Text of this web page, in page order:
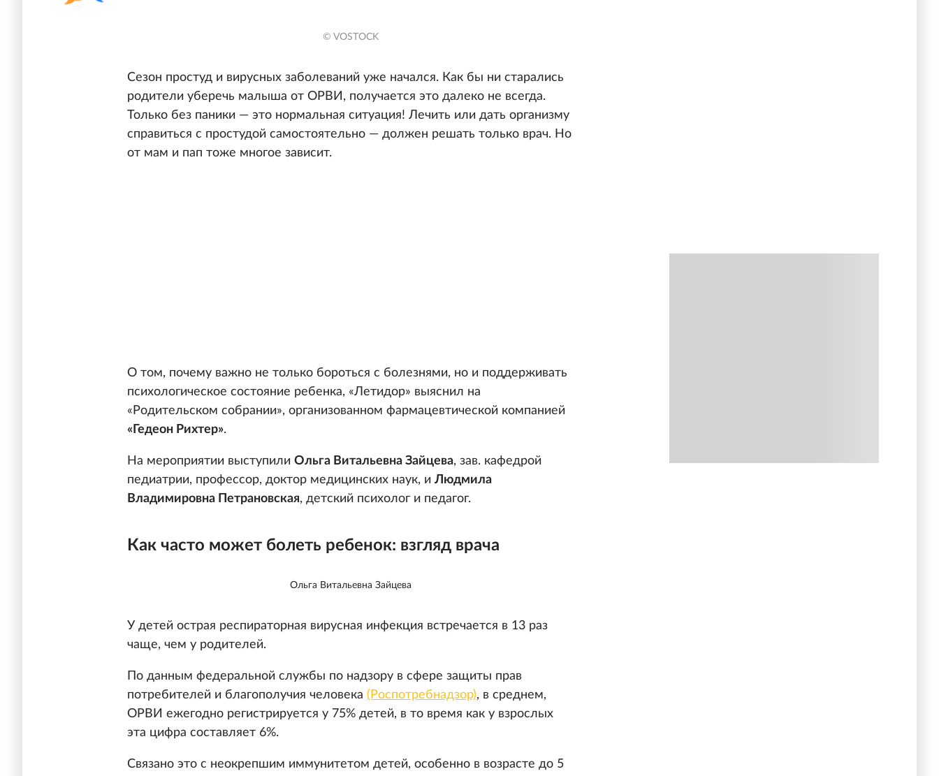
© VOSTOCK
Сезон простуд и вирусных заболеваний уже начался. Как бы ни старались
родители уберечь малыша от ОРВИ, получается это далеко не всегда.
Только без паники — это нормальная ситуация! Лечить или дать организму
справиться с простудой самостоятельно — должен решать только врач. Но
от мам и пап тоже многое зависит.
О том, почему важно не только бороться с болезнями, но и поддерживать
психологическое состояние ребенка, «Летидор» выяснил на
«Родительском собрании», организованном фармацевтической компанией
«Гедеон Рихтер».
На мероприятии выступили Ольга Витальевна Зайцева, зав. кафедрой
педиатрии, профессор, доктор медицинских наук, и Людмила
Владимировна Петрановская, детский психолог и педагог.
Как часто может болеть ребенок: взгляд врача
Ольга Витальевна Зайцева
У детей острая респираторная вирусная инфекция встречается в 13 раз
чаще, чем у родителей.
По данным федеральной службы по надзору в сфере защиты прав
потребителей и благополучия человека (Роспотребнадзор), в среднем,
ОРВИ ежегодно регистрируется у 75% детей, в то время как у взрослых
эта цифра составляет 6%.
Связано это с неокрепшим иммунитетом детей, особенно в возрасте до 5